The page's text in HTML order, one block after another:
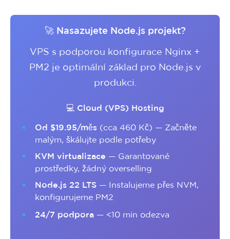
🚀 Nasazujete Node.js projekt?
VPS s podporou konfigurace Nginx +
PM2 je optimální základ pro Node.js v
produkci.
💻 Cloud (VPS) Hosting
Od $19.95/měs (cca 460 Kč) — Začněte
malým, škálujte podle potřeby
KVM virtualizace — Garantované
prostředky, žádný overselling
Node.js 22 LTS — Instalujeme přes NVM,
konfigurujeme PM2
24/7 podpora — <10 min odezva